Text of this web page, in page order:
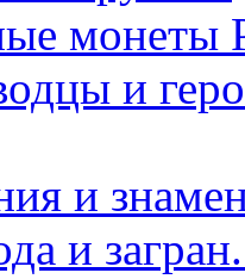
монеты
и
и
и